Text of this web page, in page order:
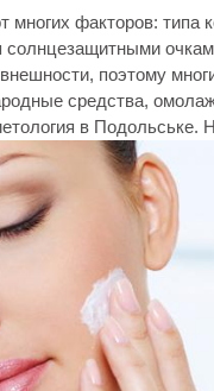
факторов: типа
поэтому
средства,
в Подольське.